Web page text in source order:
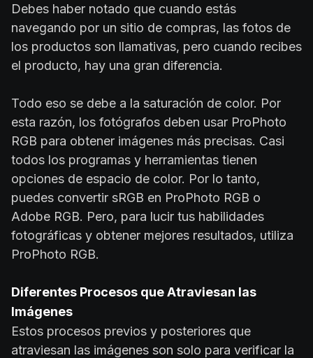
Debes haber notado que cuando estás
navegando por un sitio de compras, las fotos de
los productos son llamativas, pero cuando recibes
el producto, hay una gran diferencia.
Todo eso se debe a la saturación de color. Por
esta razón, los fotógrafos deben usar ProPhoto
RGB para obtener imágenes más precisas. Casi
todos los programas y herramientas tienen
opciones de espacio de color. Por lo tanto,
puedes convertir sRGB en ProPhoto RGB o
Adobe RGB. Pero, para lucir tus habilidades
fotográficas y obtener mejores resultados, utiliza
ProPhoto RGB.
Diferentes Procesos que Atraviesan las
Imágenes
Estos procesos previos y posteriores que
atraviesan las imágenes son solo para verificar la